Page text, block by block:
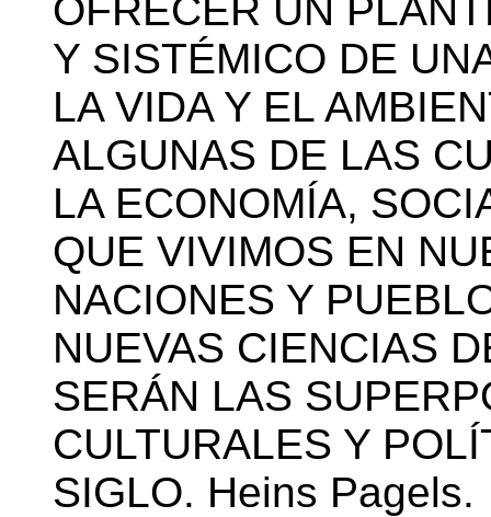
OFRECER UN
Y SISTÉMICO DE
LA VIDA Y EL
ALGUNAS DE LAS
LA ECONOMÍA,
QUE VIVIMOS EN
NACIONES Y
NUEVAS CIENCIAS
SERÁN LAS
CULTURALES Y
SIGLO. Heins Pagels.